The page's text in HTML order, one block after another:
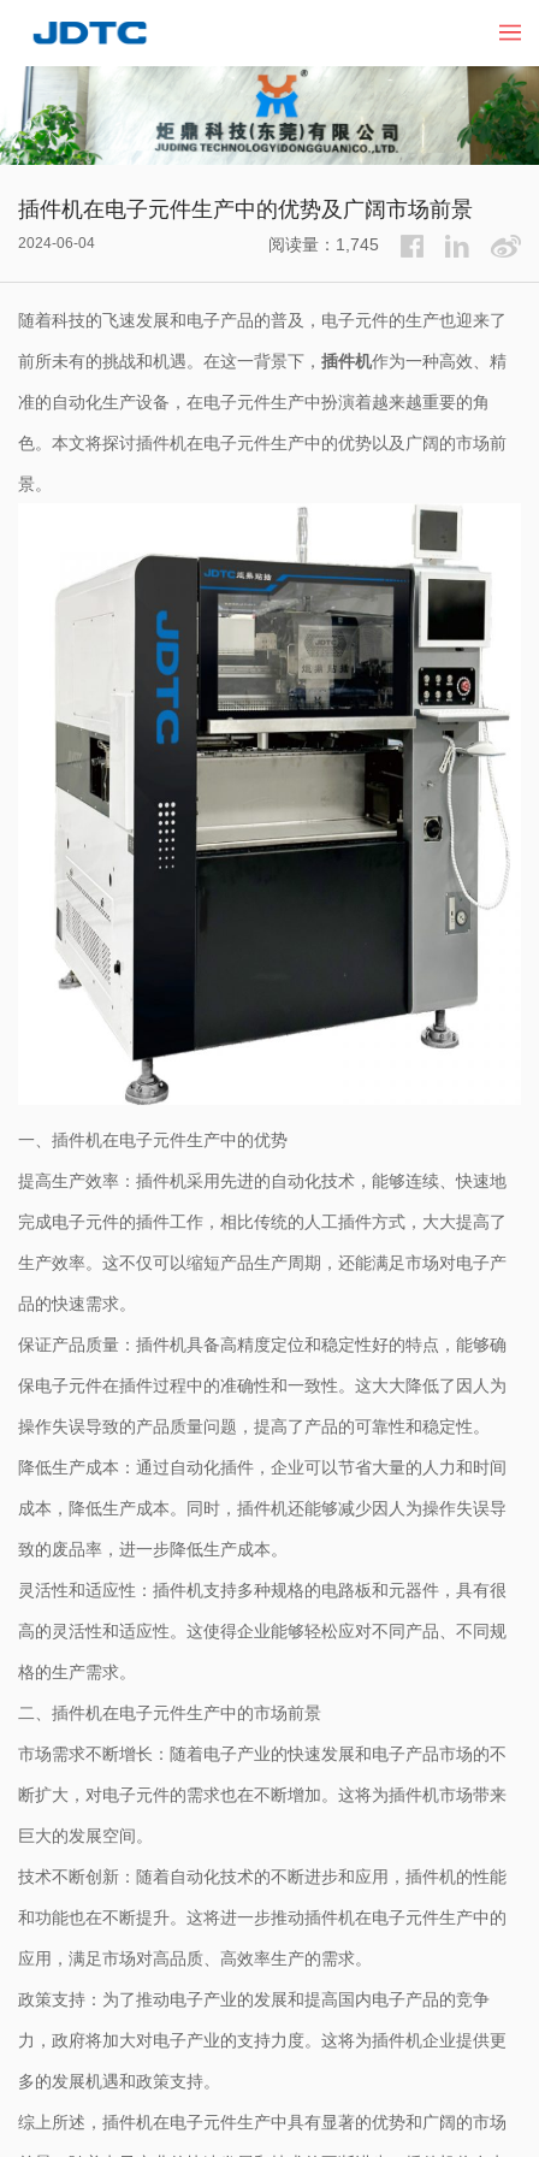
插件机在电子元件生产中的优势及广阔市场前景
2024-06-04 阅读量：1,745
随着科技的飞速发展和电子产品的普及，电子元件的生产也迎来了
前所未有的挑战和机遇。在这一背景下， 插件机作为一种高效、精
准的自动化生产设备，在电子元件生产中扮演着越来越重要的角
色。本文将探讨插件机在电子元件生产中的优势以及广阔的市场前
景。
一、插件机在电子元件生产中的优势
提高生产效率：插件机采用先进的自动化技术，能够连续、快速地
完成电子元件的插件工作，相比传统的人工插件方式，大大提高了
生产效率。这不仅可以缩短产品生产周期，还能满足市场对电子产
品的快速需求。
保证产品质量：插件机具备高精度定位和稳定性好的特点，能够确
保电子元件在插件过程中的准确性和一致性。这大大降低了因人为
操作失误导致的产品质量问题，提高了产品的可靠性和稳定性。
降低生产成本：通过自动化插件，企业可以节省大量的人力和时间
成本，降低生产成本。同时，插件机还能够减少因人为操作失误导
致的废品率，进一步降低生产成本。
灵活性和适应性：插件机支持多种规格的电路板和元器件，具有很
高的灵活性和适应性。这使得企业能够轻松应对不同产品、不同规
格的生产需求。
二、插件机在电子元件生产中的市场前景
市场需求不断增长：随着电子产业的快速发展和电子产品市场的不
断扩大，对电子元件的需求也在不断增加。这将为插件机市场带来
巨大的发展空间。
技术不断创新：随着自动化技术的不断进步和应用，插件机的性能
和功能也在不断提升。这将进一步推动插件机在电子元件生产中的
应用，满足市场对高品质、高效率生产的需求。
政策支持：为了推动电子产业的发展和提高国内电子产品的竞争
力，政府将加大对电子产业的支持力度。这将为插件机企业提供更
多的发展机遇和政策支持。
综上所述，插件机在电子元件生产中具有显著的优势和广阔的市场